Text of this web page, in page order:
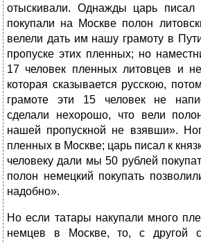
отыскивали. Однажды царь писал
покупали на Москве полон
велели дать им нашу грамоту в
пропуске этих пленных; но
17 человек пленных литовцев и
которая сказывается русскою,
грамоте эти 15 человек не
сделали нехорошо, что вели
нашей пропускной не взявши».
пленных в Москве; царь писал к
человеку дали мы 50 рублей
полон немецкий покупать
надобно».
Но если татары накупали много
немцев в Москве, то, с другой